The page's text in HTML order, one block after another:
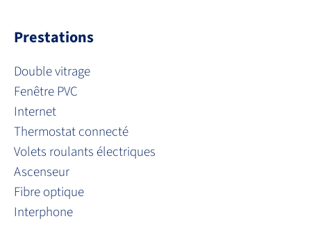
Prestations
Double vitrage
Fenêtre PVC
Internet
Thermostat connecté
Volets roulants électriques
Ascenseur
Fibre optique
Interphone